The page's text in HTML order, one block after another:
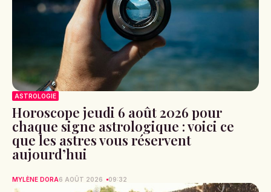
ASTROLOGIE
Horoscope jeudi 6 août 2026 pour
chaque signe astrologique : voici ce
que les astres vous réservent
aujourd’hui
MYLÈNE DORA6 AOÛT 2026 09:32